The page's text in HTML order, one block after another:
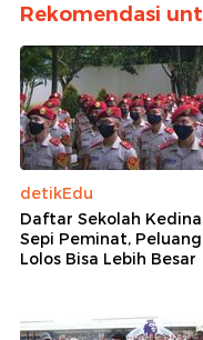
Rekomendasi
detikEdu
Daftar Sekolah
Sepi Peminat, Peluang
Lolos Bisa Lebih Besar